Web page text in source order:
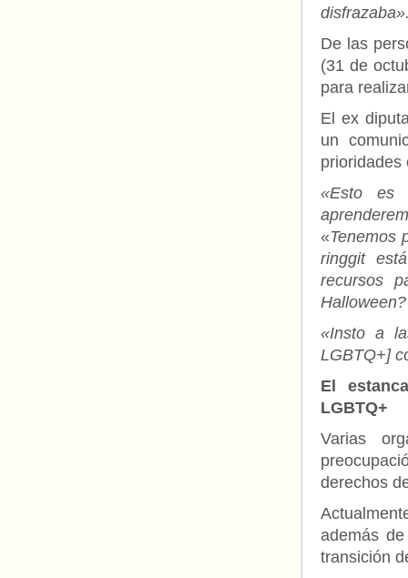
De las
(31 de
para
El ex
un
prioridades
«Esto es
«Tenemos
ringgit
recursos
Halloween?
«Insto a
LGBTQ+]
El
LGBTQ+
Varias
derechos
además
transición